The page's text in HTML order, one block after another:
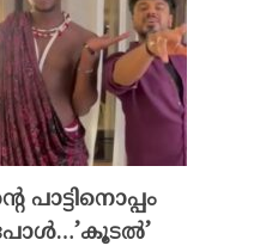
പാട്ടിനൊപ്പം